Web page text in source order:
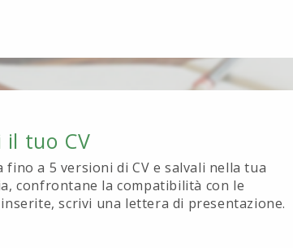
il tuo CV
fino a 5 versioni di CV e salvali nella tua
confrontane la compatibilità con le
scrivi una lettera di presentazione.